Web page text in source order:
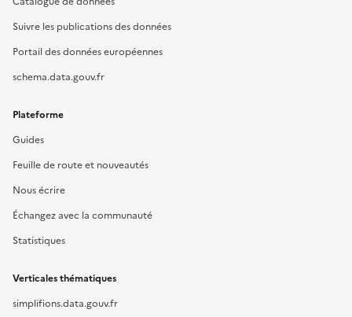
Suivre les publications des données
Portail des données européennes
schema.data.gouv.fr
Plateforme
Guides
Feuille de route et nouveautés
Nous écrire
Échangez avec la communauté
Statistiques
Verticales thématiques
simplifions.data.gouv.fr